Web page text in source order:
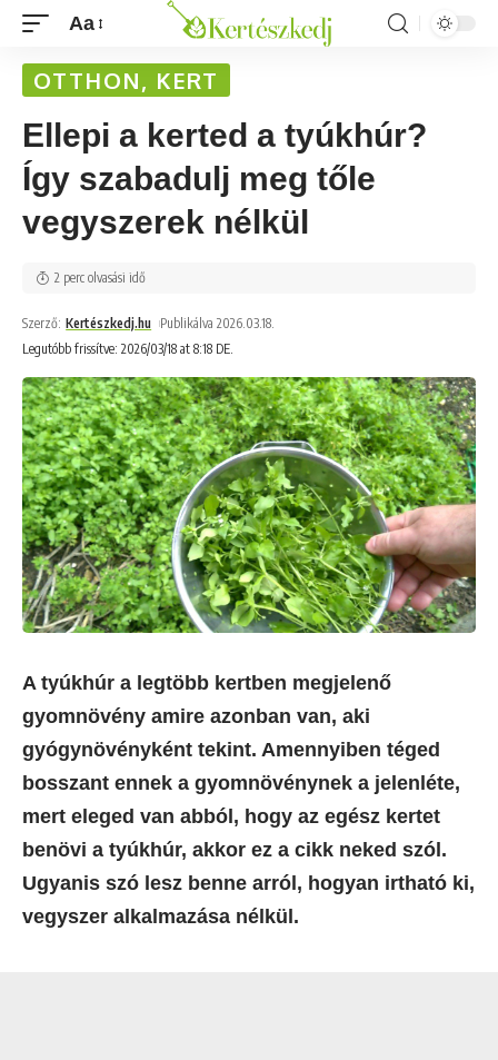
Aa
OTTHON, KERT
Ellepi a kerted a tyúkhúr?
Így szabadulj meg tőle
vegyszerek nélkül
Legutóbb frissítve: 2026/03/18 at 8:18 DE.
Szerző: Kertészkedj.hu Publikálva 2026.03.18.
2 perc olvasási idő
A tyúkhúr a legtöbb kertben megjelenő
gyomnövény amire azonban van, aki
gyógynövényként tekint. Amennyiben téged
bosszant ennek a gyomnövénynek a jelenléte,
mert eleged van abból, hogy az egész kertet
benövi a tyúkhúr, akkor ez a cikk neked szól.
Ugyanis szó lesz benne arról, hogyan irtható ki,
vegyszer alkalmazása nélkül.